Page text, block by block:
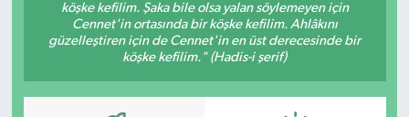
köşke kefilim. Şaka bile olsa yalan söylemeyen için
Cennet'in ortasında bir köşke kefilim. Ahlâkını
güzelleştiren için de Cennet'in en üst derecesinde bir
köşke kefilim." (Hadis-i şerif)